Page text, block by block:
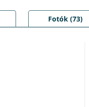
Fotók (73)